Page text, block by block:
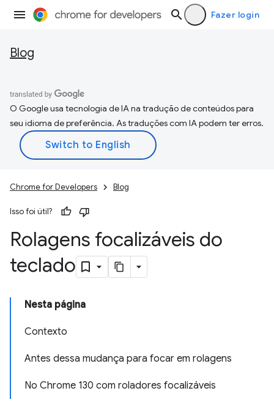
Fazer login
Blog
O Google usa tecnologia de IA na tradução de conteúdos para
seu idioma de preferência. As traduções com IA podem ter erros.
Chrome for Developers Blog
Isso foi útil?
Rolagens focalizáveis do
teclado
Nesta página
Contexto
Antes dessa mudança para focar em rolagens
No Chrome 130 com roladores focalizáveis